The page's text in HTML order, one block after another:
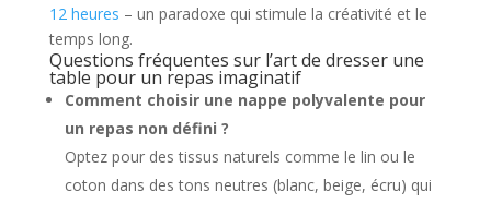
12 heures – un paradoxe qui stimule la créativité et le
temps long.
Questions fréquentes sur l’art de dresser une
table pour un repas imaginatif
Comment choisir une nappe polyvalente pour
un repas non défini ?
Optez pour des tissus naturels comme le lin ou le
coton dans des tons neutres (blanc, beige, écru) qui